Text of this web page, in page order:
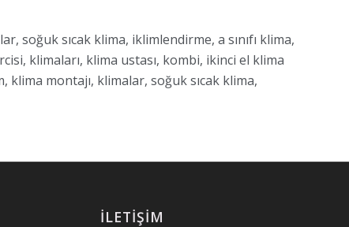
soğuk sıcak klima, iklimlendirme, a sınıfı klima,
klimaları, klima ustası, kombi, ikinci el klima
klima montajı, klimalar, soğuk sıcak klima,
İLETIŞIM